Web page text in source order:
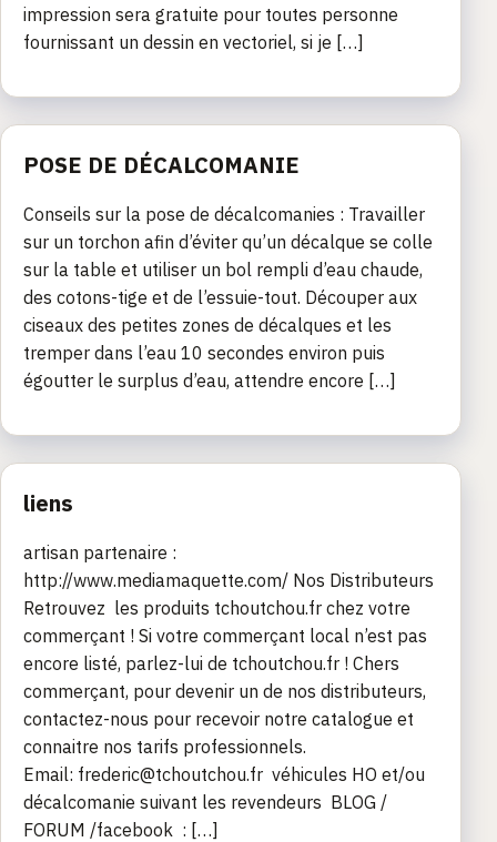
impression sera gratuite pour toutes personne
fournissant un dessin en vectoriel, si je […]
POSE DE DÉCALCOMANIE
Conseils sur la pose de décalcomanies : Travailler
sur un torchon afin d’éviter qu’un décalque se colle
sur la table et utiliser un bol rempli d’eau chaude,
des cotons-tige et de l’essuie-tout. Découper aux
ciseaux des petites zones de décalques et les
tremper dans l’eau 10 secondes environ puis
égoutter le surplus d’eau, attendre encore […]
liens
artisan partenaire :
http://www.mediamaquette.com/ Nos Distributeurs
Retrouvez les produits tchoutchou.fr chez votre
commerçant ! Si votre commerçant local n’est pas
encore listé, parlez-lui de tchoutchou.fr ! Chers
commerçant, pour devenir un de nos distributeurs,
contactez-nous pour recevoir notre catalogue et
connaitre nos tarifs professionnels.
Email: frederic@tchoutchou.fr véhicules HO et/ou
décalcomanie suivant les revendeurs BLOG /
FORUM /facebook : […]